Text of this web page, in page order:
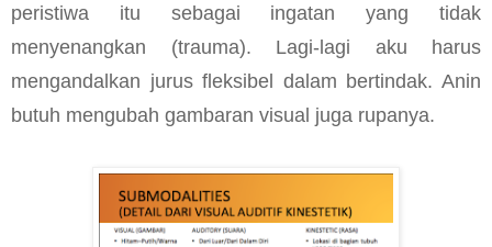
peristiwa itu sebagai ingatan yang tidak
menyenangkan (trauma). Lagi-lagi aku harus
mengandalkan jurus fleksibel dalam bertindak. Anin
butuh mengubah gambaran visual juga rupanya.